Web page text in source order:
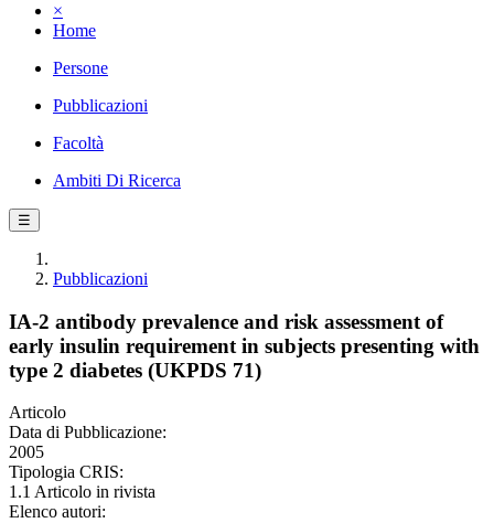
×
Home
Persone
Pubblicazioni
Facoltà
Ambiti Di Ricerca
☰
Pubblicazioni
IA-2 antibody prevalence and risk assessment of
early insulin requirement in subjects presenting with
type 2 diabetes (UKPDS 71)
Articolo
Data di Pubblicazione:
2005
Tipologia CRIS:
1.1 Articolo in rivista
Elenco autori: